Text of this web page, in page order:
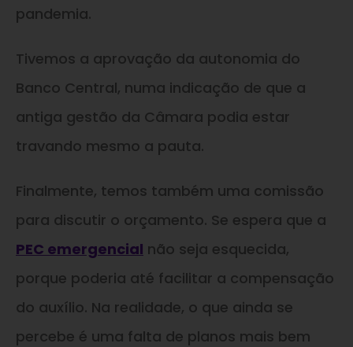
pandemia.
Tivemos a aprovação da autonomia do
Banco Central, numa indicação de que a
antiga gestão da Câmara podia estar
travando mesmo a pauta.
Finalmente, temos também uma comissão
para discutir o orçamento. Se espera que a
PEC emergencial não seja esquecida,
porque poderia até facilitar a compensação
do auxílio. Na realidade, o que ainda se
percebe é uma falta de planos mais bem